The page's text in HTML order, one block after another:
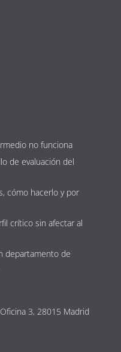
no funciona
de evaluación del
cómo hacerlo y por
crítico sin afectar al
departamento de
3, 28015 Madrid